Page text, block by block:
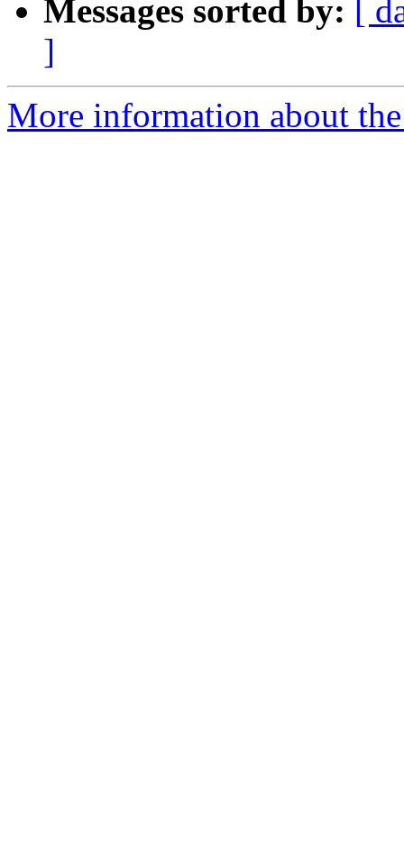
Messages sorted by:
[
]
More information about